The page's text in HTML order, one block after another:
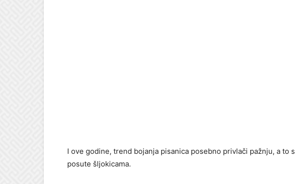
I ove godine, trend bojanja pisanica posebno privlači pažnju, a to
posute šljokicama.